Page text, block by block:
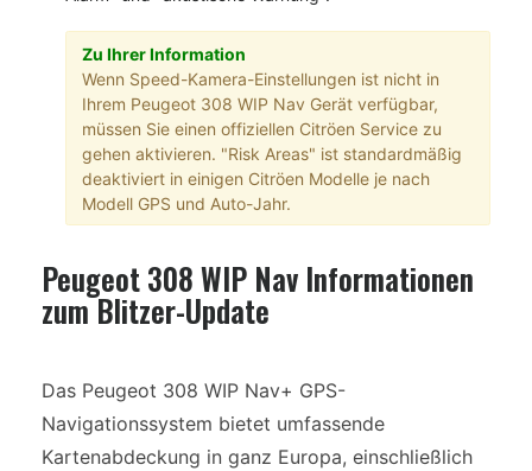
Zu Ihrer Information
Wenn Speed-Kamera-Einstellungen ist nicht in
Ihrem Peugeot 308 WIP Nav Gerät verfügbar,
müssen Sie einen offiziellen Citröen Service zu
gehen aktivieren. "Risk Areas" ist standardmäßig
deaktiviert in einigen Citröen Modelle je nach
Modell GPS und Auto-Jahr.
Peugeot 308 WIP Nav Informationen
zum Blitzer-Update
Das Peugeot 308 WIP Nav+ GPS-
Navigationssystem bietet umfassende
Kartenabdeckung in ganz Europa, einschließlich